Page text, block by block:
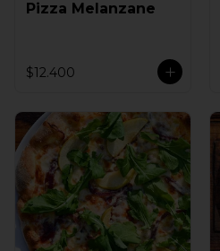
Pizza Melanzane
$12.400